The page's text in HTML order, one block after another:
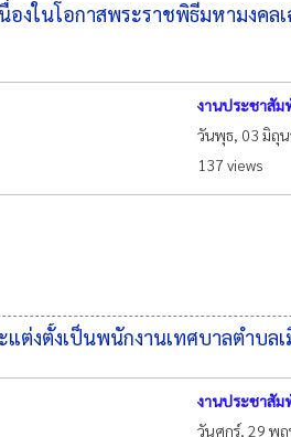
นื่องในโอกาสพระราชพิธีมหามง
งานประชาสัม
วันพุธ, 03 มิถุ
137 views
ต่งตั้งเป็นพนักงานเทศบาลตำบล
งานประชาสัม
วันศุกร์, 29 พ